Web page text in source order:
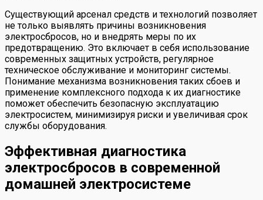
Существующий арсенал средств и технологий позволяет
не только выявлять причины возникновения
электросбросов, но и внедрять меры по их
предотвращению. Это включает в себя использование
современных защитных устройств, регулярное
техническое обслуживание и мониторинг системы.
Понимание механизма возникновения таких сбоев и
применение комплексного подхода к их диагностике
поможет обеспечить безопасную эксплуатацию
электросистем, минимизируя риски и увеличивая срок
службы оборудования.
Эффективная диагностика
электросбросов в современной
домашней электросистеме